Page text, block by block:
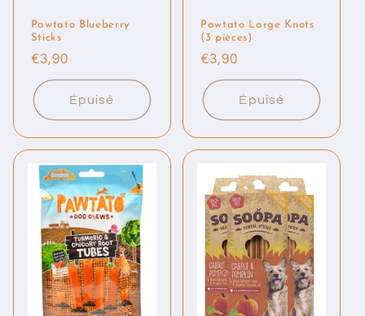
Pawtato Blueberry
Sticks
Prix
habituel
€3,90
Épuisé
Pawtato Large Knots
(3 pièces)
Prix
habituel
€3,90
Épuisé